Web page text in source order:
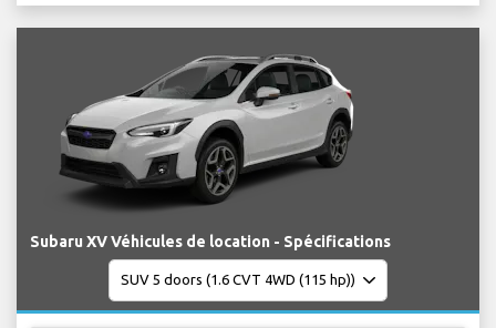
Subaru XV Véhicules de location - Spécifications